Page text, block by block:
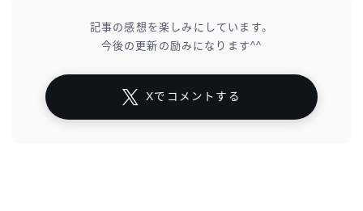
記事の感想を楽しみにしています。
今後の更新の励みになります^^
Xでコメントする